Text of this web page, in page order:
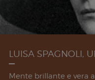
LUISA SPAGNOLI,
Mente brillante e vera